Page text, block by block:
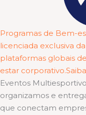
Programas de Bem-
licenciada exclusiva
plataformas globais
estar
Eventos
organizamos e
que conectam